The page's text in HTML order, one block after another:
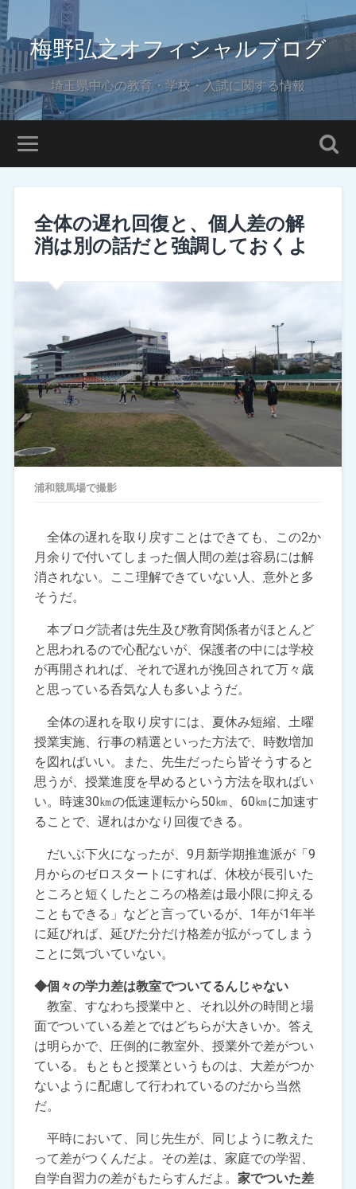
梅野弘之オフィシャルブログ
埼玉県中心の教育・学校・入試に関する情報
全体の遅れ回復と、個人差の解
消は別の話だと強調しておくよ
浦和競馬場で撮影
全体の遅れを取り戻すことはできても、この2か
月余りで付いてしまった個人間の差は容易には解
消されない。ここ理解できていない人、意外と多
そうだ。
本ブログ読者は先生及び教育関係者がほとんど
と思われるので心配ないが、保護者の中には学校
が再開されれば、それで遅れが挽回されて万々歳
と思っている呑気な人も多いようだ。
全体の遅れを取り戻すには、夏休み短縮、土曜
授業実施、行事の精選といった方法で、時数増加
を図ればいい。また、先生だったら皆そうすると
思うが、授業進度を早めるという方法を取ればい
い。時速30㎞の低速運転から50㎞、60㎞に加速す
ることで、遅れはかなり回復できる。
だいぶ下火になったが、9月新学期推進派が「9
月からのゼロスタートにすれば、休校が長引いた
ところと短くしたところの格差は最小限に抑える
こともできる」などと言っているが、1年が1年半
に延びれば、延びた分だけ格差が拡がってしまう
ことに気づいていない。
◆個々の学力差は教室でついてるんじゃない
教室、すなわち授業中と、それ以外の時間と場
面でついている差とではどちらが大きいか。答え
は明らかで、圧倒的に教室外、授業外で差がつい
ている。もともと授業というものは、大差がつか
ないように配慮して行われているのだから当然
だ。
平時において、同じ先生が、同じように教えた
って差がつくんだよ。その差は、家庭での学習、
自学自習力の差がもたらすんだよ。 家でついた差